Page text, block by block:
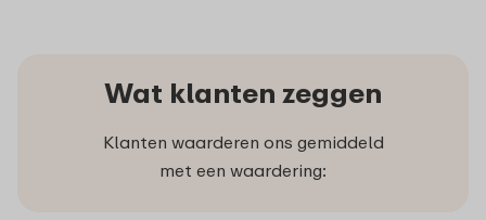
Wat klanten zeggen
Klanten waarderen ons gemiddeld
met een waardering: